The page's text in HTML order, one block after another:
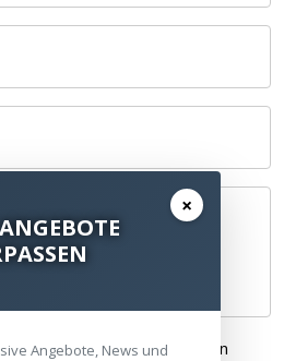
gelesen und bin
×
Angebote, News und